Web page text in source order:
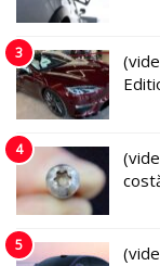
3
4
5